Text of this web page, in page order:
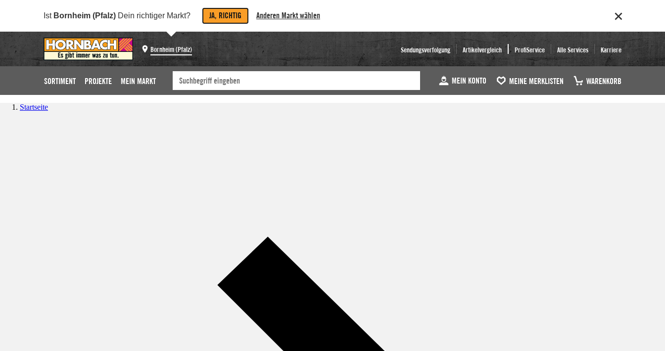
Ist Bornheim (Pfalz) Dein richtiger Markt? JA, RICHTIG Anderen Markt wählen
Bornheim (Pfalz) Sendungsverfolgung Artikelvergleich ProfiService Alle Services Karriere
SORTIMENT PROJEKTE MEIN MARKT MEIN KONTO MEINE MERKLISTEN WARENKORB
Startseite